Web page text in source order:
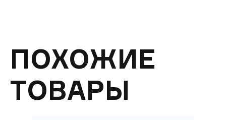
ПОХОЖИЕ
ТОВАРЫ